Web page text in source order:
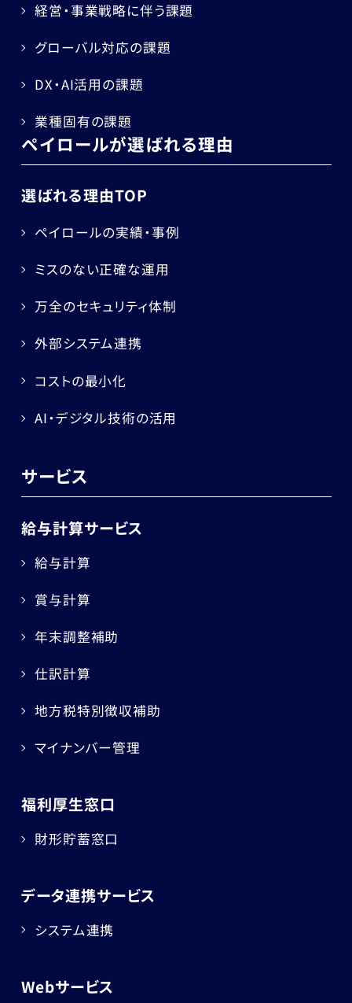
経営・事業戦略に伴う課題
グローバル対応の課題
DX・AI活用の課題
業種固有の課題
ペイロールが選ばれる理由
選ばれる理由TOP
ペイロールの実績・事例
ミスのない正確な運用
万全のセキュリティ体制
外部システム連携
コストの最小化
AI・デジタル技術の活用
サービス
給与計算サービス
給与計算
賞与計算
年末調整補助
仕訳計算
地方税特別徴収補助
マイナンバー管理
福利厚生窓口
財形貯蓄窓口
データ連携サービス
システム連携
Webサービス